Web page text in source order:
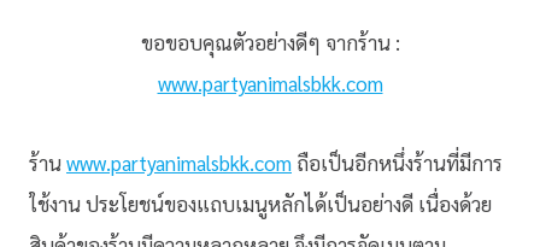
ขอขอบคุณตัวอย่างดีๆ จากร้าน :
www.partyanimalsbkk.com
ร้าน www.partyanimalsbkk.com ถือเป็นอีกหนึ่งร้านที่มีการ
ใช้งาน ประโยชน์ของแถบเมนูหลักได้เป็นอย่างดี เนื่องด้วย